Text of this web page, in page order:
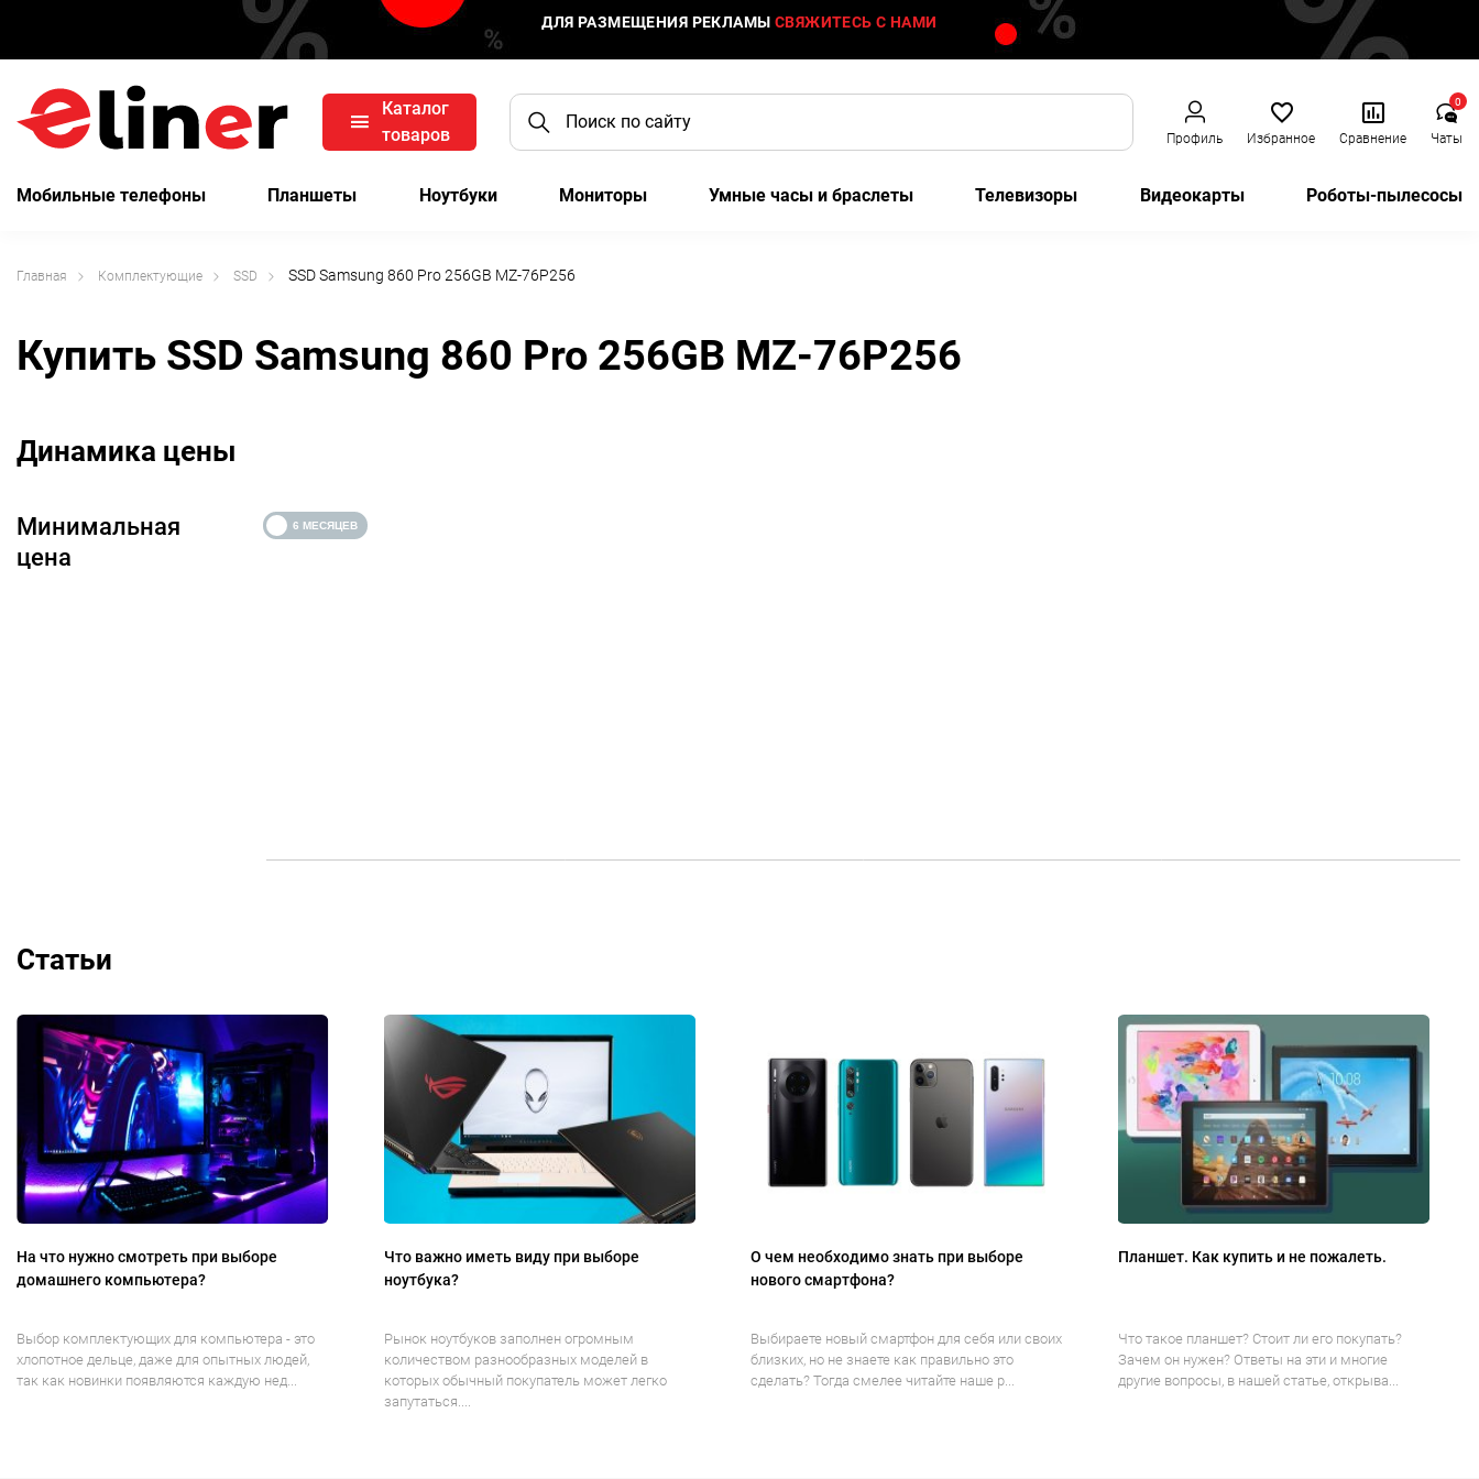
ДЛЯ РАЗМЕЩЕНИЯ РЕКЛАМЫ СВЯЖИТЕСЬ С НАМИ
Каталог
товаров
Профиль Избранное Сравнение Чаты
0
Мобильные телефоны Планшеты Ноутбуки Мониторы Умные часы и браслеты Телевизоры Видеокарты Роботы-пылесосы
Главная Комплектующие SSD SSD Samsung 860 Pro 256GB MZ-76P256
Купить SSD Samsung 860 Pro 256GB MZ-76P256
Динамика цены
Минимальная
цена
Статьи
На что нужно смотреть при выборе
домашнего компьютера?
Выбор комплектующих для компьютера - это
хлопотное дельце, даже для опытных людей,
так как новинки появляются каждую нед...
Что важно иметь виду при выборе
ноутбука?
Рынок ноутбуков заполнен огромным
количеством разнообразных моделей в
которых обычный покупатель может легко
запутаться....
О чем необходимо знать при выборе
нового смартфона?
Выбираете новый смартфон для себя или своих
близких, но не знаете как правильно это
сделать? Тогда смелее читайте наше р...
Планшет. Как купить и не пожалеть.
Что такое планшет? Стоит ли его покупать?
Зачем он нужен? Ответы на эти и многие
другие вопросы, в нашей статье, открыва...